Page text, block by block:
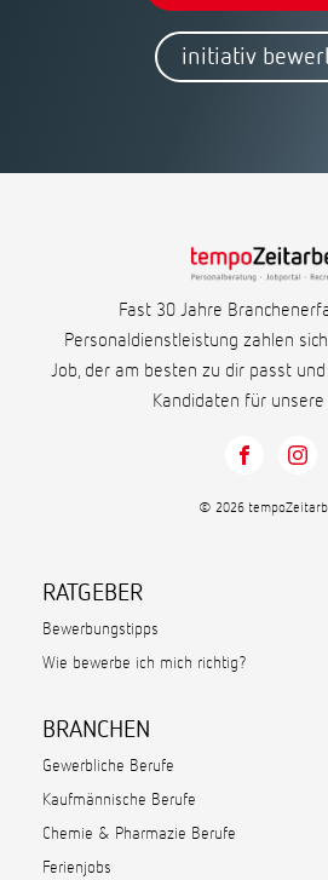
initiativ
Fast 30 Jahre
Personaldienstleistung zahlen
Job, der am besten zu dir passt
Kandidaten für unsere
© 2026
RATGEBER
Bewerbungstipps
Wie bewerbe ich mich richtig?
BRANCHEN
Gewerbliche Berufe
Kaufmännische Berufe
Chemie & Pharmazie Berufe
Ferienjobs